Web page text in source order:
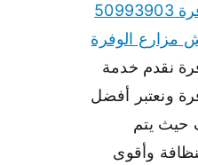
تنظيف منازل مزارع الوفرة 50993903
الوفرة
نقدم خدمة
ونعتبر أفضل
حيث يتم
وأقوى